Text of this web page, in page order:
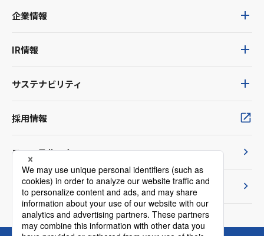
企業情報
IR情報
サステナビリティ
採用情報
ニュースルーム
TVCM紹介